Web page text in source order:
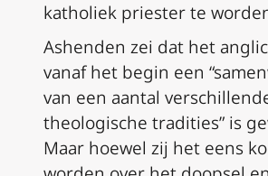
katholiek priester te
Ashenden zei dat het
vanaf het begin een
van een aantal
theologische tradities” is
Maar hoewel zij het eens